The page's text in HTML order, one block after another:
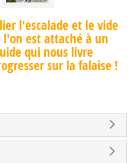
l'escalade et le vide
est attaché à un
qui nous livre
sur la falaise !